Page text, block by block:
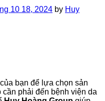
10 18, 2024 by Huy
bạn để lựa chọn sản
phải đến bệnh viện da